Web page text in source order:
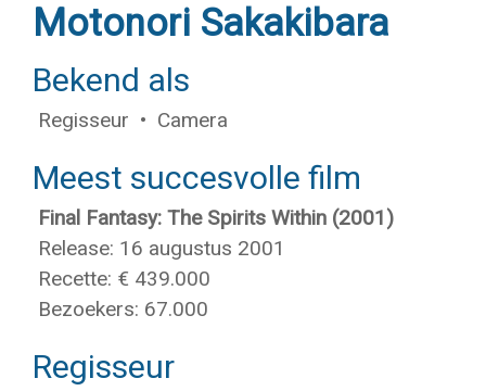
Motonori Sakakibara
Bekend als
Regisseur • Camera
Meest succesvolle film
Final Fantasy: The Spirits Within (2001)
Release: 16 augustus 2001
Recette: € 439.000
Bezoekers: 67.000
Regisseur